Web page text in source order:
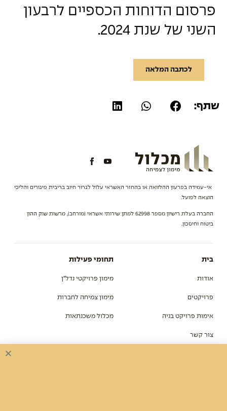
פרסום הדוחות הכספיים לרבעון
השני של שנת 2024.
לכתבה המלאה
שתף:
אי-עמידה בפרעון ההלוואה או בהחזר האשראי עלול לגרור חיוב בריבית פיגורים והליכי
הוצאה לפועל.
החברה בעלת רישיון מספר 62998 למתן שירותי אשראי (מורחב), מרשות שוק ההון
ביטוח וחיסכון.
בית
אודות
פרויקטים
אימות פרויקט בניה
צור קשר
תחומי פעילות
מימון פרויקטי נדל”ן
מימון צמיחה לחברות
מכלול משכנתאות